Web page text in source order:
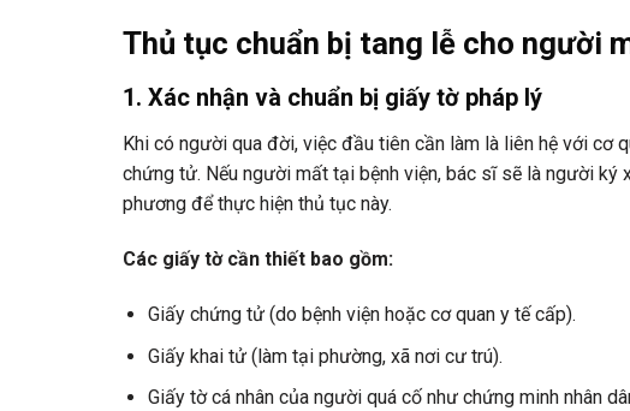
Thủ tục chuẩn bị tang lễ cho người
1. Xác nhận và chuẩn bị giấy tờ pháp lý
Khi có người qua đời, việc đầu tiên cần làm là liên hệ với cơ
chứng tử. Nếu người mất tại bệnh viện, bác sĩ sẽ là người ký
phương để thực hiện thủ tục này.
Các giấy tờ cần thiết bao gồm:
Giấy chứng tử (do bệnh viện hoặc cơ quan y tế cấp).
Giấy khai tử (làm tại phường, xã nơi cư trú).
Giấy tờ cá nhân của người quá cố như chứng minh nhân